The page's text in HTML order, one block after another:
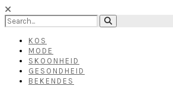
KOS
MODE
SKOONHEID
GESONDHEID
BEKENDES